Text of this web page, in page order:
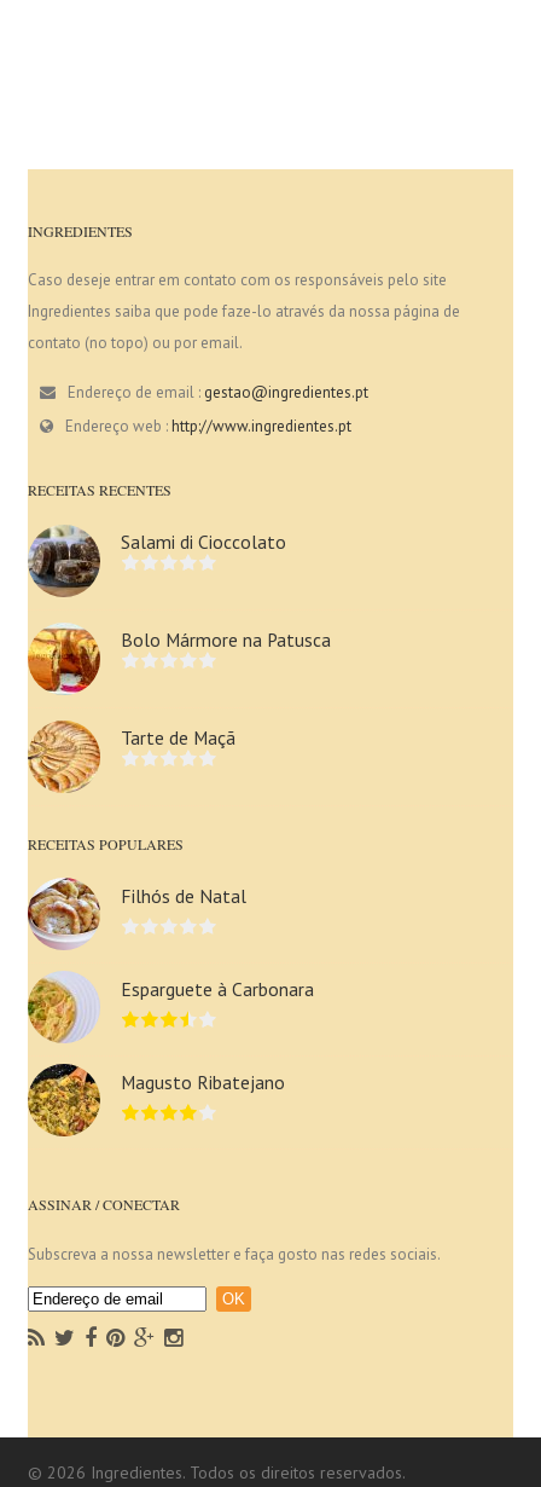
INGREDIENTES
Caso deseje entrar em contato com os responsáveis pelo site
Ingredientes saiba que pode faze-lo através da nossa página de
contato (no topo) ou por email.
Endereço de email : gestao@ingredientes.pt
Endereço web :http://www.ingredientes.pt
RECEITAS RECENTES
Salami di Cioccolato
Bolo Mármore na Patusca
Tarte de Maçã
RECEITAS POPULARES
Filhós de Natal
Esparguete à Carbonara
Magusto Ribatejano
ASSINAR / CONECTAR
Subscreva a nossa newsletter e faça gosto nas redes sociais.
© 2026 Ingredientes. Todos os direitos reservados.